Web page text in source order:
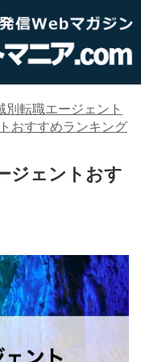
別転職エージェント
おすすめランキング
ジェントおす